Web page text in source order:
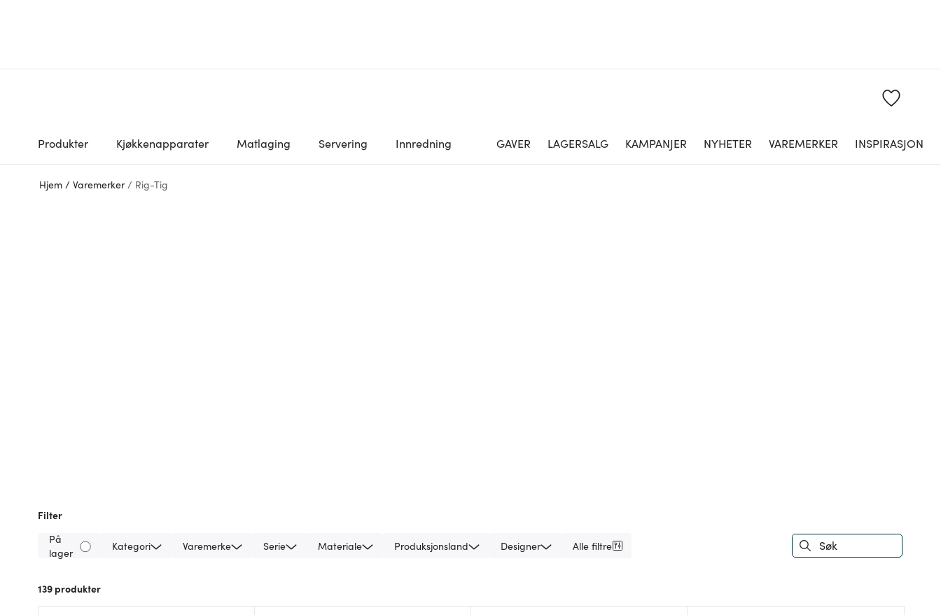
Produkter Kjøkkenapparater Matlaging Servering Innredning GAVER LAGERSALG KAMPANJER NYHETER VAREMERKER INSPIRASJON
Hjem / Varemerker / Rig-Tig
Filter
På
lager
Kategori Varemerke Serie Materiale Produksjonsland Designer Alle filtre
139 produkter